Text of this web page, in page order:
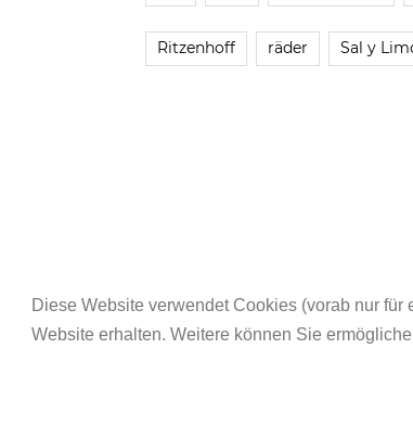
Diese Website verwendet Cookies (vorab nur
Website erhalten. Weitere können Sie
Ritzenhoff räder Sal y